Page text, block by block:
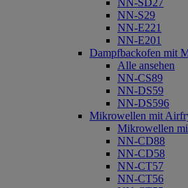
NN-SD27
NN-S29
NN-E221
NN-E201
Dampfbackofen mit
Alle ansehen
NN-CS89
NN-DS59
NN-DS596
Mikrowellen mit
Mikrowellen
NN-CD88
NN-CD58
NN-CT57
NN-CT56